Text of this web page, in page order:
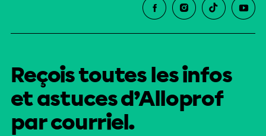
Reçois toutes les infos
et astuces d’Alloprof
par courriel.